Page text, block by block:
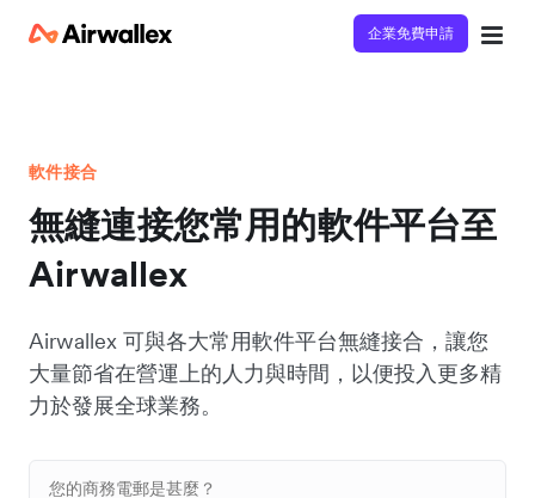
企業免費申請
軟件接合
無縫連接您常用的軟件平台至
Airwallex
Airwallex 可與各大常用軟件平台無縫接合，讓您
大量節省在營運上的人力與時間，以便投入更多精
力於發展全球業務。